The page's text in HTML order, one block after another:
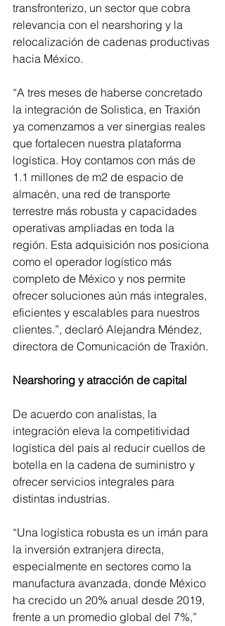
transfronterizo, un sector que cobra
relevancia con el nearshoring y la
relocalización de cadenas productivas
hacia México.
“A tres meses de haberse concretado
la integración de Solistica, en Traxión
ya comenzamos a ver sinergias reales
que fortalecen nuestra plataforma
logística. Hoy contamos con más de
1.1 millones de m2 de espacio de
almacén, una red de transporte
terrestre más robusta y capacidades
operativas ampliadas en toda la
región. Esta adquisición nos posiciona
como el operador logístico más
completo de México y nos permite
ofrecer soluciones aún más integrales,
eficientes y escalables para nuestros
clientes.”, declaró Alejandra Méndez,
directora de Comunicación de Traxión.
Nearshoring y atracción de capital
De acuerdo con analistas, la
integración eleva la competitividad
logística del país al reducir cuellos de
botella en la cadena de suministro y
ofrecer servicios integrales para
distintas industrias.
“Una logística robusta es un imán para
la inversión extranjera directa,
especialmente en sectores como la
manufactura avanzada, donde México
ha crecido un 20% anual desde 2019,
frente a un promedio global del 7%,”